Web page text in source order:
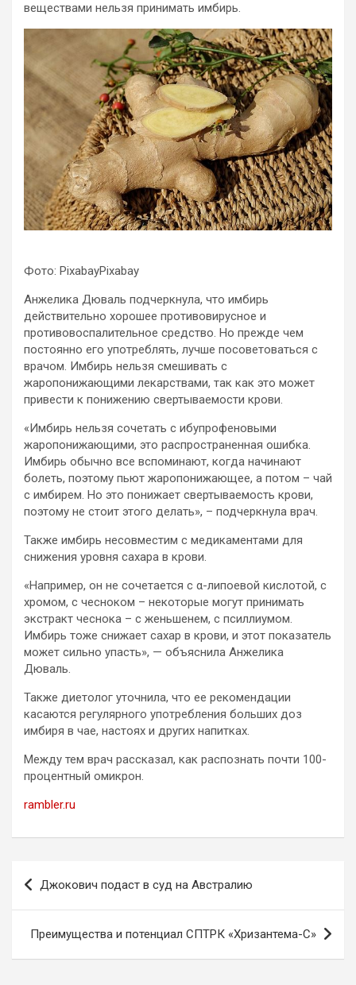
веществами нельзя принимать имбирь.
Фото: PixabayPixabay
Анжелика Дюваль подчеркнула, что имбирь
действительно хорошее противовирусное и
противовоспалительное средство. Но прежде чем
постоянно его употреблять, лучше посоветоваться с
врачом. Имбирь нельзя смешивать с
жаропонижающими лекарствами, так как это может
привести к понижению свертываемости крови.
«Имбирь нельзя сочетать с ибупрофеновыми
жаропонижающими, это распространенная ошибка.
Имбирь обычно все вспоминают, когда начинают
болеть, поэтому пьют жаропонижающее, а потом – чай
с имбирем. Но это понижает свертываемость крови,
поэтому не стоит этого делать», – подчеркнула врач.
Также имбирь несовместим с медикаментами для
снижения уровня сахара в крови.
«Например, он не сочетается с α-липоевой кислотой, с
хромом, с чесноком – некоторые могут принимать
экстракт чеснока – с женьшенем, с псиллиумом.
Имбирь тоже снижает сахар в крови, и этот показатель
может сильно упасть», — объяснила Анжелика
Дюваль.
Также диетолог уточнила, что ее рекомендации
касаются регулярного употребления больших доз
имбиря в чае, настоях и других напитках.
Между тем врач рассказал, как распознать почти 100-
процентный омикрон.
rambler.ru
Навигация
по
записям
Джокович подаст в суд на Австралию
Преимущества и потенциал СПТРК «Хризантема-С»